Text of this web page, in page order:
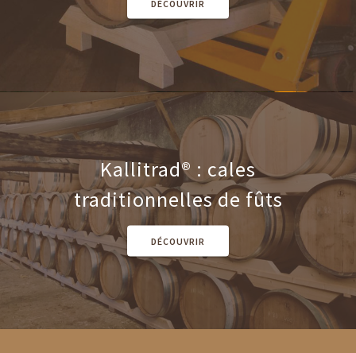
DÉCOUVRIR
Kallitrad® : cales
traditionnelles de fûts
DÉCOUVRIR